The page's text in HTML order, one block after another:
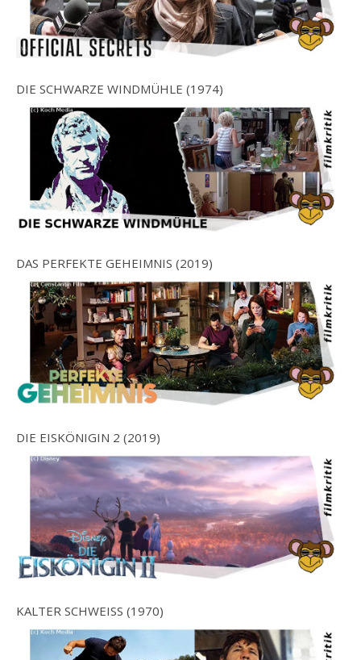
DIE SCHWARZE WINDMÜHLE (1974)
DAS PERFEKTE GEHEIMNIS (2019)
DIE EISKÖNIGIN 2 (2019)
KALTER SCHWEISS (1970)